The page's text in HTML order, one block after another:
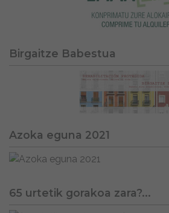
Birgaitze Babestua
Azoka eguna 2021
65 urtetik gorakoa zara?...